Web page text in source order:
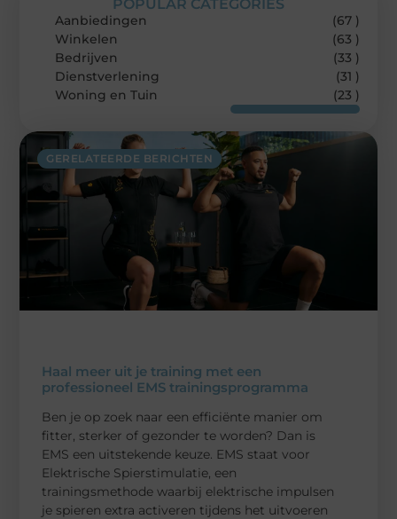
GERELATEERDE BERICHTEN
Haal meer uit je training met een
professioneel EMS trainingsprogramma
Ben je op zoek naar een efficiënte manier om
fitter, sterker of gezonder te worden? Dan is
EMS een uitstekende keuze. EMS staat voor
Elektrische Spierstimulatie, een
trainingsmethode waarbij elektrische impulsen
je spieren extra activeren tijdens het uitvoeren
POPULAR CATEGORIES
Aanbiedingen
(67 )
Winkelen
(63 )
Bedrijven
(33 )
Dienstverlening
(31 )
Woning en Tuin
(23 )